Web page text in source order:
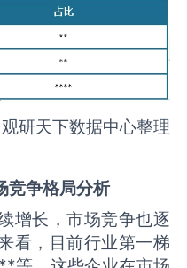
研天下数据中心整理
竞争格局分析
增长，市场竞争也逐
看，目前行业第一梯